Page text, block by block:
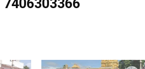
7406303366